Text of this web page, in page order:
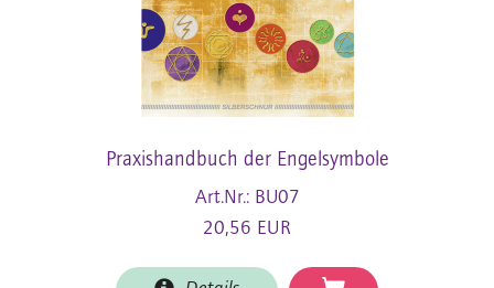
Praxishandbuch der Engelsymbole
Art.Nr.: BU07
20,56 EUR